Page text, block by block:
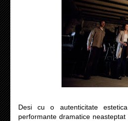
Desi cu o autenticitate
performante dramatice